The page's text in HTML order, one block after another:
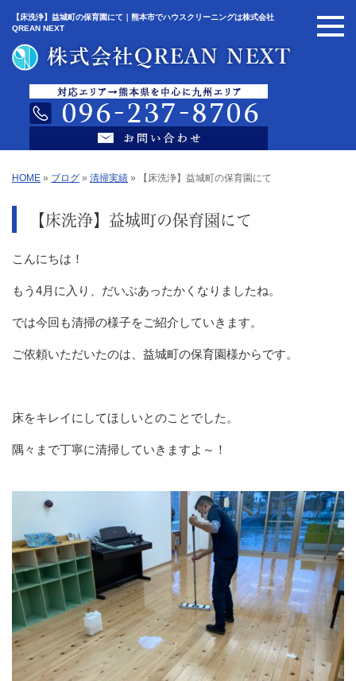
【床洗浄】益城町の保育園にて｜熊本市でハウスクリーニングは株式会社
QREAN NEXT
HOME » ブログ » 清掃実績 » 【床洗浄】益城町の保育園にて
【床洗浄】益城町の保育園にて
こんにちは！
もう 4月に入り、だいぶあったかくなりましたね。
では今回も清掃の様子をご紹介していきます。
ご依頼いただいたのは、益城町の保育園様からです。
床をキレイにしてほしいとのことでした。
隅々まで丁寧に清掃していきますよ～！